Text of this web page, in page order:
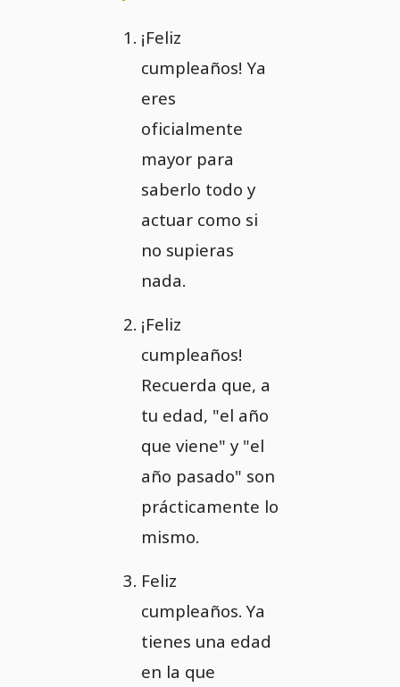
¡Feliz
cumpleaños! Ya
eres
oficialmente
mayor para
saberlo todo y
actuar como si
no supieras
nada.
¡Feliz
cumpleaños!
Recuerda que, a
tu edad, "el año
que viene" y "el
año pasado" son
prácticamente lo
mismo.
Feliz
cumpleaños. Ya
tienes una edad
en la que